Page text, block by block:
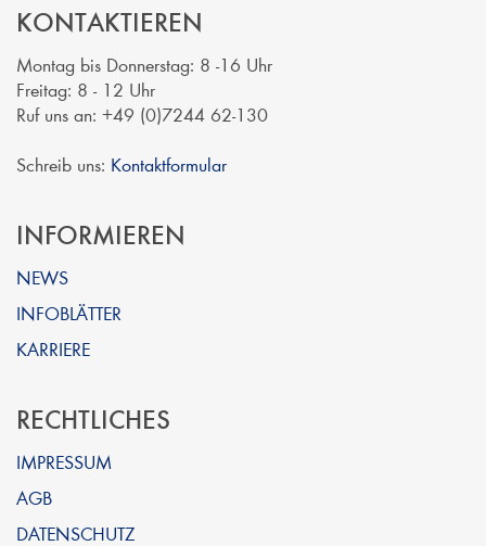
KONTAKTIEREN
Montag bis Donnerstag: 8 -16 Uhr
Freitag: 8 - 12 Uhr
Ruf uns an: +49 (0)7244 62-130
Schreib uns: Kontaktformular
INFORMIEREN
NEWS
INFOBLÄTTER
KARRIERE
RECHTLICHES
IMPRESSUM
AGB
DATENSCHUTZ